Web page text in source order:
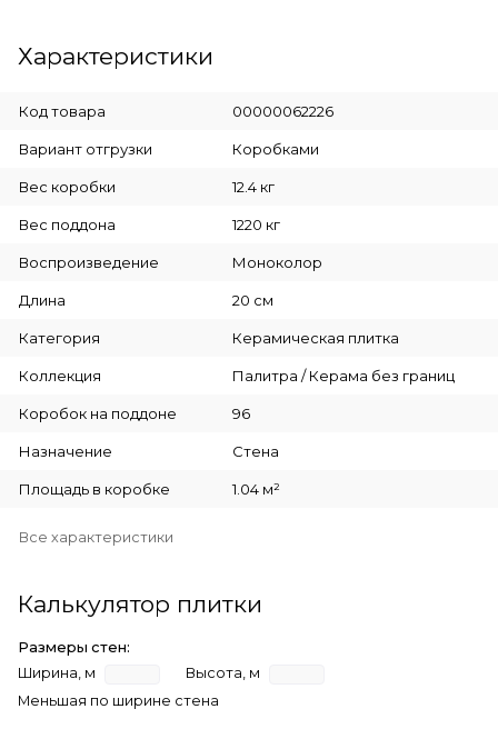
Характеристики
Код товара 00000062226
Вариант отгрузки Коробками
Вес коробки 12.4 кг
Вес поддона 1220 кг
Воспроизведение Моноколор
Длина 20 см
Категория Керамическая плитка
Коллекция Палитра / Керама без границ
Коробок на поддоне 96
Назначение Стена
Площадь в коробке 1.04 м²
Все характеристики
Калькулятор плитки
Размеры стен:
Ширина, м
Высота, м
Меньшая по ширине стена